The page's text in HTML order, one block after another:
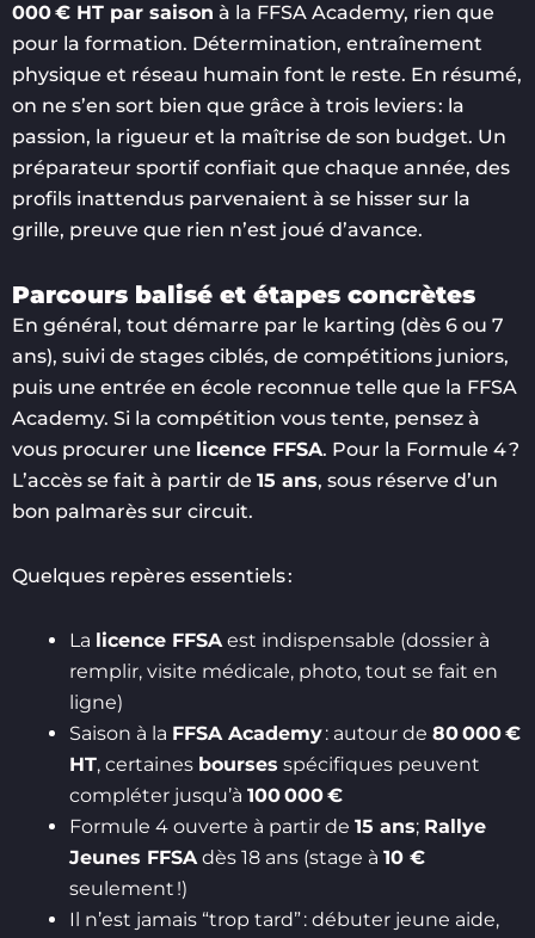
000 € HT par saison à la FFSA Academy, rien que
pour la formation. Détermination, entraînement
physique et réseau humain font le reste. En résumé,
on ne s’en sort bien que grâce à trois leviers : la
passion, la rigueur et la maîtrise de son budget. Un
préparateur sportif confiait que chaque année, des
profils inattendus parvenaient à se hisser sur la
grille, preuve que rien n’est joué d’avance.
Parcours balisé et étapes concrètes
En général, tout démarre par le karting (dès 6 ou 7
ans), suivi de stages ciblés, de compétitions juniors,
puis une entrée en école reconnue telle que la FFSA
Academy. Si la compétition vous tente, pensez à
vous procurer une licence FFSA. Pour la Formule 4 ?
L’accès se fait à partir de 15 ans, sous réserve d’un
bon palmarès sur circuit.
Quelques repères essentiels :
La licence FFSAest indispensable (dossier à
remplir, visite médicale, photo, tout se fait en
ligne)
Saison à la FFSA Academy: autour de 80 000 €
HT, certaines bourses spécifiques peuvent
compléter jusqu’à 100 000 €
Formule 4 ouverte à partir de 15 ans; Rallye
Jeunes FFSAdès 18 ans (stage à 10 €
seulement !)
Il n’est jamais “trop tard” : débuter jeune aide,